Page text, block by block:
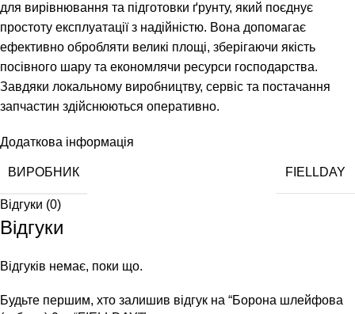
для вирівнювання та підготовки ґрунту, який поєднує
простоту експлуатації з надійністю. Вона допомагає
ефективно обробляти великі площі, зберігаючи якість
посівного шару та економлячи ресурси господарства.
Завдяки локальному виробництву, сервіс та постачання
запчастин здійснюються оперативно.
Додаткова інформація
ВИРОБНИК FІELLDAY
Відгуки (0)
Відгуки
Відгуків немає, поки що.
Будьте першим, хто залишив відгук на “Борона шлейфова